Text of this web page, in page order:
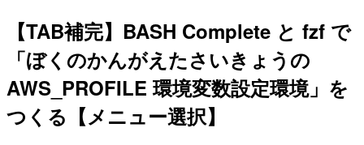
【TAB補完】BASH Complete と fzf で
「ぼくのかんがえたさいきょうの
AWS_PROFILE 環境変数設定環境」を
つくる【メニュー選択】